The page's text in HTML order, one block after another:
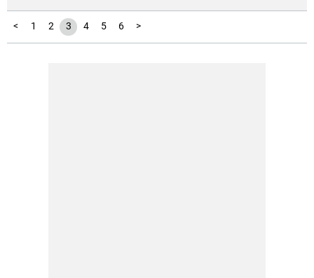
< 1 2 3 4 5 6 >